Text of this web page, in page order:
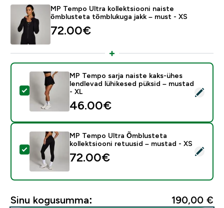
MP Tempo Ultra kollektsiooni naiste
õmblusteta tõmblukuga jakk – must - XS
72.00€‎
Vali see toode - MP Tempo sarja naiste kaks-ühes
MP Tempo sarja naiste kaks-ühes
lendlevad lühikesed püksid – mustad
- XL
46.00€‎
Vali see toode - MP Tempo Ultra Õmblusteta
MP Tempo Ultra Õmblusteta
kollektsiooni retuusid – mustad - XS
72.00€‎
Sinu kogusumma: 190,00 €‎